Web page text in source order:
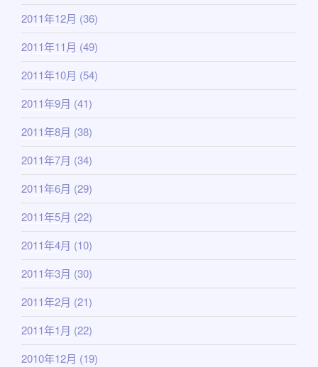
2011年12月 (36)
2011年11月 (49)
2011年10月 (54)
2011年9月 (41)
2011年8月 (38)
2011年7月 (34)
2011年6月 (29)
2011年5月 (22)
2011年4月 (10)
2011年3月 (30)
2011年2月 (21)
2011年1月 (22)
2010年12月 (19)